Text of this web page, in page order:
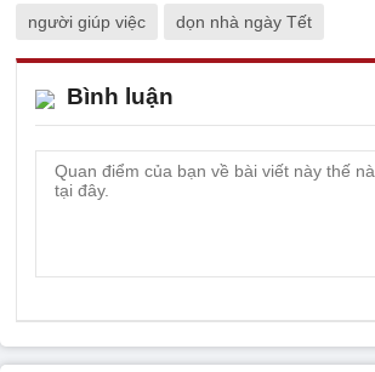
người giúp việc dọn nhà ngày Tết
Bình luận